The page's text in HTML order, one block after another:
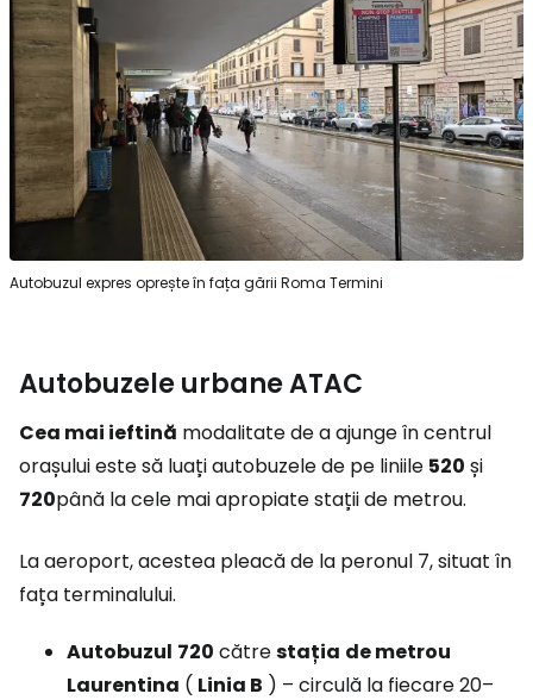
Autobuzul expres oprește în fața gării Roma Termini
Autobuzele urbane ATAC
Cea mai ieftină modalitate de a ajunge în centrul
orașului este să luați autobuzele de pe liniile 520 și
720până la cele mai apropiate stații de metrou.
La aeroport, acestea pleacă de la peronul 7, situat în
fața terminalului.
Autobuzul 720 cătrestația de metrou
Laurentina ( Linia B ) – circulă la fiecare 20–